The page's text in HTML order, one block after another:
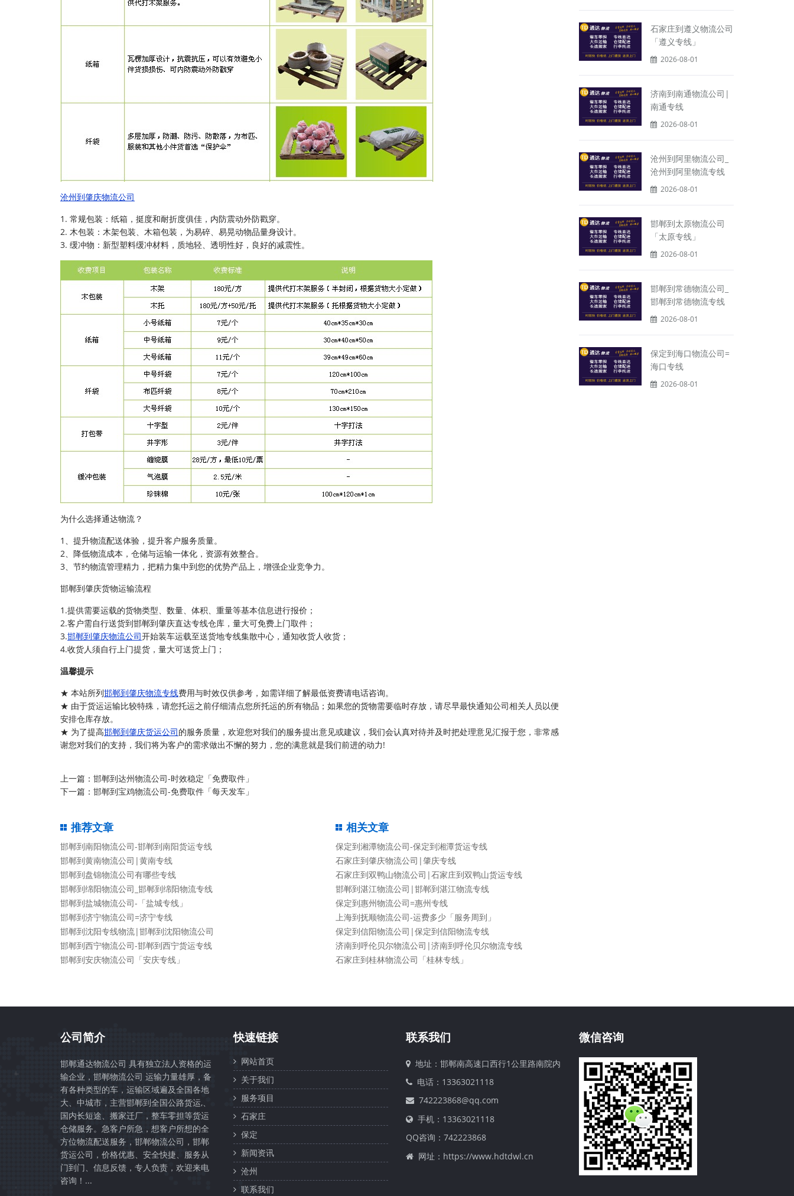
沧州到肇庆物流公司
1. 常规包装：纸箱，挺度和耐折度俱佳，内防震动外防戳穿。
2. 木包装：木架包装、木箱包装，为易碎、易晃动物品量身设计。
3. 缓冲物：新型塑料缓冲材料，质地轻、透明性好，良好的减震性。
为什么选择通达物流？
1、提升物流配送体验，提升客户服务质量。
2、降低物流成本，仓储与运输一体化，资源有效整合。
3、节约物流管理精力，把精力集中到您的优势产品上，增强企业竞争力。
邯郸到肇庆货物运输流程
1.提供需要运载的货物类型、数量、体积、重量等基本信息进行报价；
2.客户需自行送货到邯郸到肇庆直达专线仓库，量大可免费上门取件；
3.邯郸到肇庆物流公司开始装车运载至送货地专线集散中心，通知收货人收货；
4.收货人须自行上门提货，量大可送货上门；
温馨提示
★ 本站所列邯郸到肇庆物流专线费用与时效仅供参考，如需详细了解最低资费请电话咨询。
★ 由于货运运输比较特殊，请您托运之前仔细清点您所托运的所有物品；如果您的货物需要临时存放，请尽早最快通知公司相关人员以便
安排仓库存放。
★ 为了提高邯郸到肇庆货运公司的服务质量，欢迎您对我们的服务提出意见或建议，我们会认真对待并及时把处理意见汇报于您，非常感
谢您对我们的支持，我们将为客户的需求做出不懈的努力，您的满意就是我们前进的动力!
上一篇： 邯郸到达州物流公司-时效稳定「免费取件」
下一篇： 邯郸到宝鸡物流公司-免费取件「每天发车」
推荐文章
邯郸到南阳物流公司-邯郸到南阳货运专线
邯郸到黄南物流公司|黄南专线
邯郸到盘锦物流公司有哪些专线
邯郸到绵阳物流公司_邯郸到绵阳物流专线
邯郸到盐城物流公司-「盐城专线」
邯郸到济宁物流公司=济宁专线
邯郸到沈阳专线物流|邯郸到沈阳物流公司
邯郸到西宁物流公司-邯郸到西宁货运专线
邯郸到安庆物流公司「安庆专线」
相关文章
保定到湘潭物流公司-保定到湘潭货运专线
石家庄到肇庆物流公司|肇庆专线
石家庄到双鸭山物流公司|石家庄到双鸭山货运专线
邯郸到湛江物流公司|邯郸到湛江物流专线
保定到惠州物流公司=惠州专线
上海到抚顺物流公司-运费多少「服务周到」
保定到信阳物流公司|保定到信阳物流专线
济南到呼伦贝尔物流公司|济南到呼伦贝尔物流专线
石家庄到桂林物流公司「桂林专线」
石家庄到遵义物流公司
「遵义专线」
2026-08-01
济南到南通物流公司|
南通专线
2026-08-01
沧州到阿里物流公司_
沧州到阿里物流专线
2026-08-01
邯郸到太原物流公司
「太原专线」
2026-08-01
邯郸到常德物流公司_
邯郸到常德物流专线
2026-08-01
保定到海口物流公司=
海口专线
2026-08-01
公司简介
邯郸通达物流公司 具有独立法人资格的运
输企业，邯郸物流公司 运输力量雄厚，备
有各种类型的车，运输区域遍及全国各地
大、中城市，主营邯郸到全国公路货运,、
国内长短途、搬家迁厂，整车零担等货运
仓储服务。急客户所急，想客户所想的全
方位物流配送服务，邯郸物流公司，邯郸
货运公司，价格优惠、安全快捷、服务从
门到门、信息反馈，专人负责，欢迎来电
咨询！...
快速链接
网站首页
关于我们
服务项目
石家庄
保定
新闻资讯
沧州
联系我们
联系我们
地址：邯郸南高速口西行1公里路南院内
电话：13363021118
742223868@qq.com
手机：13363021118
QQ咨询： 742223868
网址：https://www.hdtdwl.cn
微信咨询